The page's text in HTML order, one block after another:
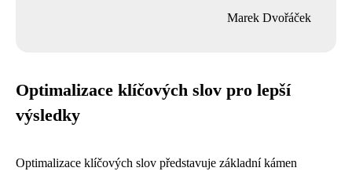
Marek Dvořáček
Optimalizace klíčových slov pro lepší
výsledky
Optimalizace klíčových slov představuje základní kámen